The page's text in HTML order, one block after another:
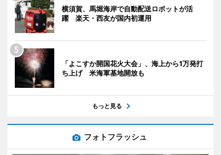
横須賀、馬堀海岸で自動配送ロボットが活
躍 楽天・西友が国内初運用
「よこすか開国花火大会」、海上から1万発打
ち上げ 米海軍基地開放も
もっと見る
フォトフラッシュ